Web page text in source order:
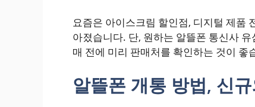
요즘은 아이스크림 할인점, 디지털 제품
아졌습니다. 단, 원하는 알뜰폰 통신사
매 전에 미리 판매처를 확인하는 것이 좋
알뜰폰 개통 방법, 신